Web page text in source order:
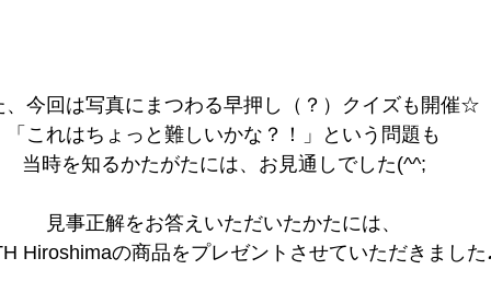
、今回は写真にまつわる早押し（？）クイズも開催☆
「これはちょっと難しいかな？！」という問題も
当時を知るかたがたには、お見通しでした(^^;
見事正解をお答えいただいたかたには、
Hiroshimaの商品をプレゼントさせていただきました